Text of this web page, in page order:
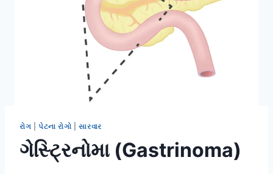
રોગ પેટના રોગો |સારવાર
ગેસ્ટ્રિનોમા (Gastrinoma)